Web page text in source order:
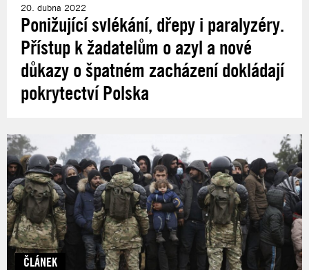
20. dubna 2022
Ponižující svlékání, dřepy i paralyzéry.
Přístup k žadatelům o azyl a nové
důkazy o špatném zacházení dokládají
pokrytectví Polska
ČLÁNEK